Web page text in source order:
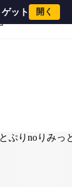
ット 開く